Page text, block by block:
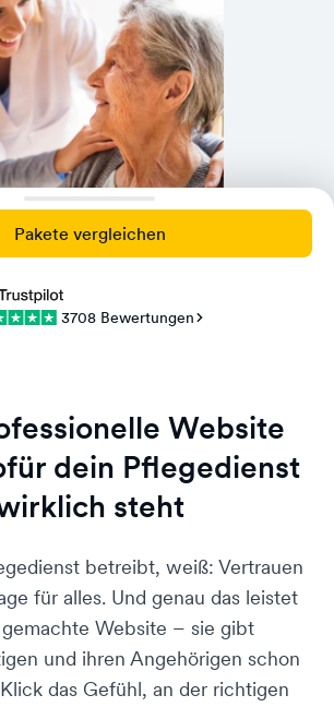
Pakete vergleichen
3708 Bewertungen
Website
dein Pflegedienst
steht
betreibt, weiß: Vertrauen
für alles. Und genau das leistet
Website – sie gibt
und ihren Angehörigen schon
das Gefühl, an der richtigen